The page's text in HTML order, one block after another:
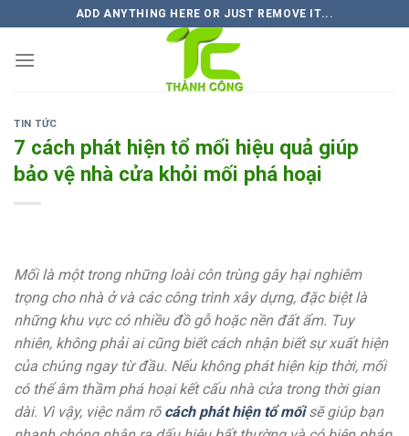
to
content
ADD ANYTHING HERE OR JUST REMOVE IT...
TIN TỨC
7 cách phát hiện tổ mối hiệu quả giúp
bảo vệ nhà cửa khỏi mối phá hoại
Mối là một trong những loài côn trùng gây hại nghiêm
trọng cho nhà ở và các công trình xây dựng, đặc biệt là
những khu vực có nhiều đồ gỗ hoặc nền đất ẩm. Tuy
nhiên, không phải ai cũng biết cách nhận biết sự xuất hiện
của chúng ngay từ đầu. Nếu không phát hiện kịp thời, mối
có thể âm thầm phá hoại kết cấu nhà cửa trong thời gian
dài. Vì vậy, việc nắm rõ cách phát hiện tổ mốisẽ giúp bạn